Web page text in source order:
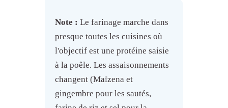
Note : Le farinage marche dans
presque toutes les cuisines où
l'objectif est une protéine saisie
à la poêle. Les assaisonnements
changent (Maïzena et
gingembre pour les sautés,